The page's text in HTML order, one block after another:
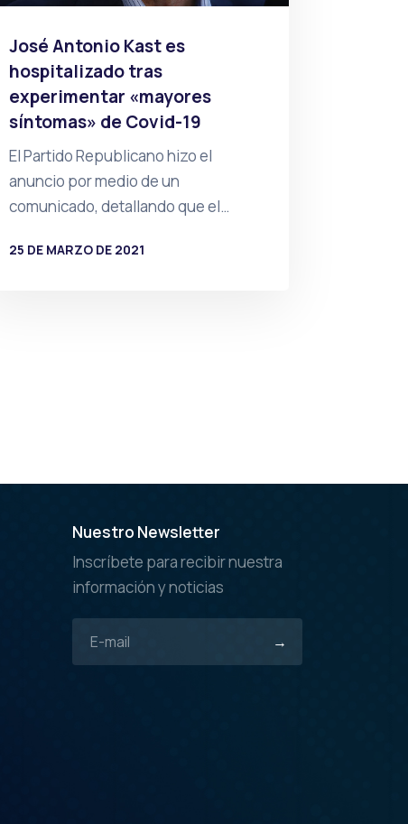
José Antonio Kast es
hospitalizado tras
experimentar «mayores
síntomas» de Covid-19
El Partido Republicano hizo el
anuncio por medio de un
comunicado, detallando que el…
25 DE MARZO DE 2021
Nuestro Newsletter
Inscríbete para recibir nuestra
información y noticias